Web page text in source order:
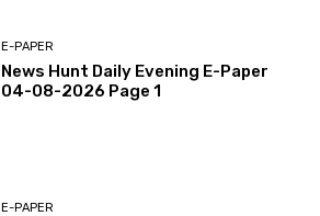
E-PAPER
News Hunt Daily Evening E-Paper
04-08-2026 Page 1
E-PAPER